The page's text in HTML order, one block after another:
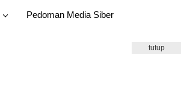
Pedoman Media Siber
tutup